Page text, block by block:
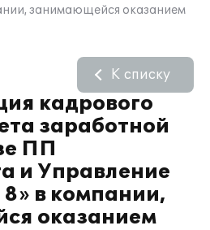
занимающейся оказанием
кадрового
заработной
ПП
и Управление
в компании,
оказанием
К списку